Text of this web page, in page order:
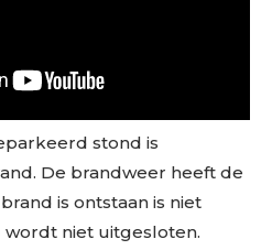
stond is
De brandweer heeft de
is ontstaan is niet
niet uitgesloten.